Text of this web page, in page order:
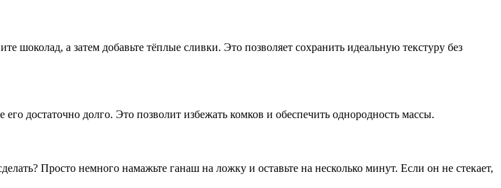
шоколад, а затем добавьте тёплые сливки. Это позволяет сохранить идеальную текстуру без
достаточно долго. Это позволит избежать комков и обеспечить однородность массы.
Просто немного намажьте ганаш на ложку и оставьте на несколько минут. Если он не стекает,